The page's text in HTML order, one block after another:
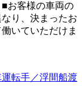
客様の車両の
り、決まったお
ていただけま
転手／浮間船渡